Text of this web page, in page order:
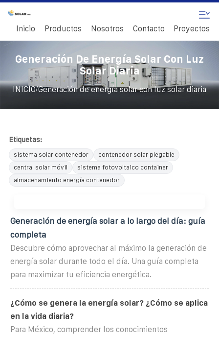
Inicio Productos Nosotros Contacto Proyectos
Generación De Energía Solar Con Luz
Solar Diaria
INICIO/Generación de energía solar con luz solar diaria
Etiquetas:
sistema solar contenedor
contenedor solar plegable
central solar móvil
sistema fotovoltaico container
almacenamiento energía contenedor
Generación de energía solar a lo largo del día: guía
completa
Descubre cómo aprovechar al máximo la generación de
energía solar durante todo el día. Una guía completa
para maximizar tu eficiencia energética.
¿Cómo se genera la energía solar? ¿Cómo se aplica
en la vida diaria?
Para México, comprender los conocimientos